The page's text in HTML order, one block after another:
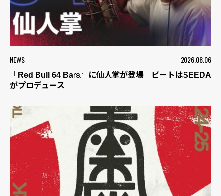
NEWS 2026.08.06
『Red Bull 64 Bars』に仙人掌が登場 ビートはSEEDA
がプロデュース